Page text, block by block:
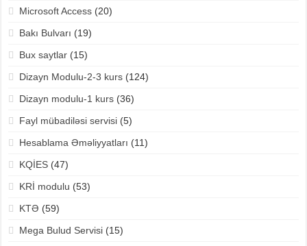
Microsoft Access(20)
Bakı Bulvarı (19)
Bux saytlar(15)
Dizayn Modulu-2-3 kurs(124)
Dizayn modulu-1 kurs(36)
Fayl mübadiləsi servisi(5)
Hesablama Əməliyyatları (11)
KQİES(47)
KRİ modulu (53)
KTƏ (59)
Mega Bulud Servisi(15)